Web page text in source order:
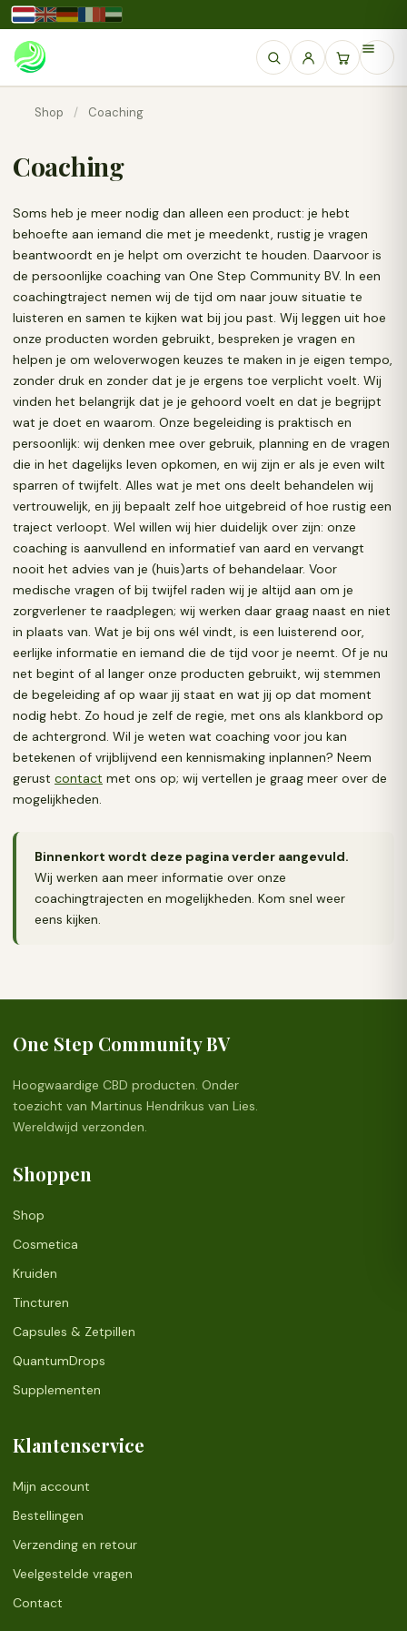
Shop / Coaching
Coaching
Soms heb je meer nodig dan alleen een product: je hebt
behoefte aan iemand die met je meedenkt, rustig je vragen
beantwoordt en je helpt om overzicht te houden. Daarvoor is
de persoonlijke coaching van One Step Community BV. In een
coachingtraject nemen wij de tijd om naar jouw situatie te
luisteren en samen te kijken wat bij jou past. Wij leggen uit hoe
onze producten worden gebruikt, bespreken je vragen en
helpen je om weloverwogen keuzes te maken in je eigen tempo,
zonder druk en zonder dat je je ergens toe verplicht voelt. Wij
vinden het belangrijk dat je je gehoord voelt en dat je begrijpt
wat je doet en waarom. Onze begeleiding is praktisch en
persoonlijk: wij denken mee over gebruik, planning en de vragen
die in het dagelijks leven opkomen, en wij zijn er als je even wilt
sparren of twijfelt. Alles wat je met ons deelt behandelen wij
vertrouwelijk, en jij bepaalt zelf hoe uitgebreid of hoe rustig een
traject verloopt. Wel willen wij hier duidelijk over zijn: onze
coaching is aanvullend en informatief van aard en vervangt
nooit het advies van je (huis)arts of behandelaar. Voor
medische vragen of bij twijfel raden wij je altijd aan om je
zorgverlener te raadplegen; wij werken daar graag naast en niet
in plaats van. Wat je bij ons wél vindt, is een luisterend oor,
eerlijke informatie en iemand die de tijd voor je neemt. Of je nu
net begint of al langer onze producten gebruikt, wij stemmen
de begeleiding af op waar jij staat en wat jij op dat moment
nodig hebt. Zo houd je zelf de regie, met ons als klankbord op
de achtergrond. Wil je weten wat coaching voor jou kan
betekenen of vrijblijvend een kennismaking inplannen? Neem
gerust contact met ons op; wij vertellen je graag meer over de
mogelijkheden.
Binnenkort wordt deze pagina verder aangevuld.
Wij werken aan meer informatie over onze
coachingtrajecten en mogelijkheden. Kom snel weer
eens kijken.
One Step Community BV
Hoogwaardige CBD producten. Onder
toezicht van Martinus Hendrikus van Lies.
Wereldwijd verzonden.
Shoppen
Shop
Cosmetica
Kruiden
Tincturen
Capsules & Zetpillen
QuantumDrops
Supplementen
Klantenservice
Mijn account
Bestellingen
Verzending en retour
Veelgestelde vragen
Contact